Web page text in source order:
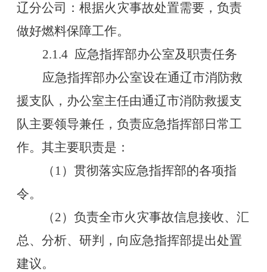
辽分公司：根据火灾事故处置需要，负责
做好燃料保障工作。
2.1.4 应急指挥部办公室及职责任务
应急指挥部办公室设在通辽市消防救
援支队，办公室主任由通辽市消防救援支
队主要领导兼任，负责应急指挥部日常工
作。其主要职责是：
（ 1）贯彻落实应急指挥部的各项指
令。
（2）负责全市火灾事故信息接收、汇
总、分析、研判，向应急指挥部提出处置
建议。